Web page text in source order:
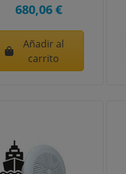
680,06 €
Añadir al
carrito